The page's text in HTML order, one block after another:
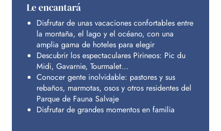
Le encantará
Disfrutar de unas vacaciones confortables entre
la montaña, el lago y el océano, con una
amplia gama de hoteles para elegir
Descubrir los espectaculares Pirineos: Pic du
Midi, Gavarnie, Tourmalet…
Conocer gente inolvidable: pastores y sus
rebaños, marmotas, osos y otros residentes del
Parque de Fauna Salvaje
Disfrutar de grandes momentos en familia